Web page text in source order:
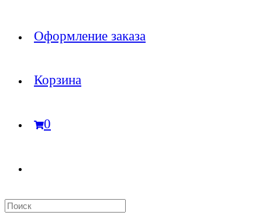
Оформление заказа
Корзина
0
Search
this